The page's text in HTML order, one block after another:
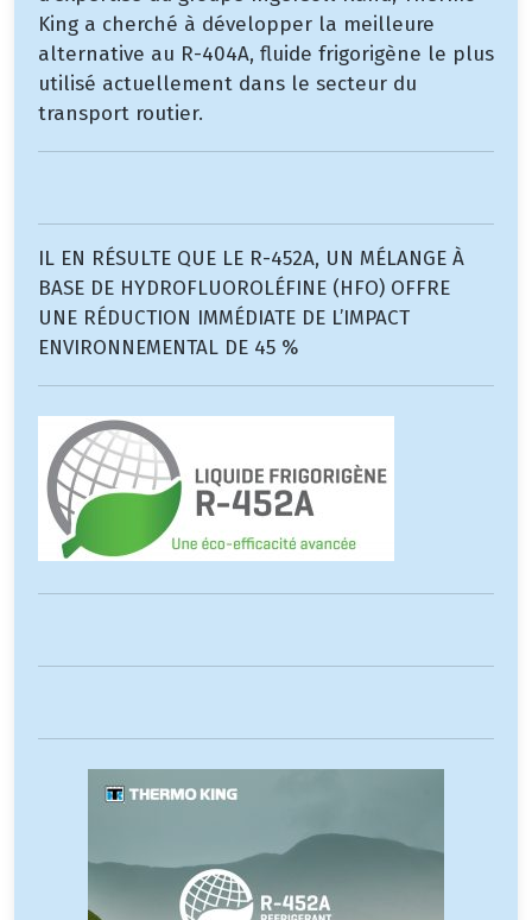
King a cherché à développer la meilleure
alternative au R-404A, fluide frigorigène le plus
utilisé actuellement dans le secteur du
transport routier.
IL EN RÉSULTE QUE LE R-452A, UN MÉLANGE À
BASE DE HYDROFLUOROLÉFINE (HFO) OFFRE
UNE RÉDUCTION IMMÉDIATE DE L’IMPACT
ENVIRONNEMENTAL DE 45 %